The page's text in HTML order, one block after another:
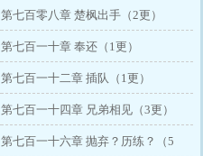
第七百零八章 楚枫出手（2更）
第七百一十章 奉还（1更）
第七百一十二章 插队（1更）
第七百一十四章 兄弟相见（3更）
第七百一十六章 抛弃？历练？（5